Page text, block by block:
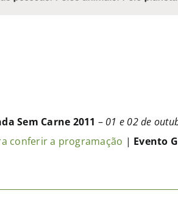
Sem Carne 2011 – 01 e 02 de
conferir a programação | Evento